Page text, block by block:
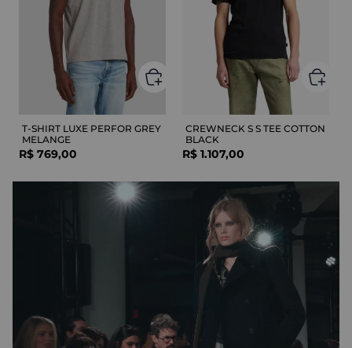
T-SHIRT LUXE PERFOR GREY
MELANGE
R$ 769,00
CREWNECK S S TEE COTTON
BLACK
R$ 1.107,00